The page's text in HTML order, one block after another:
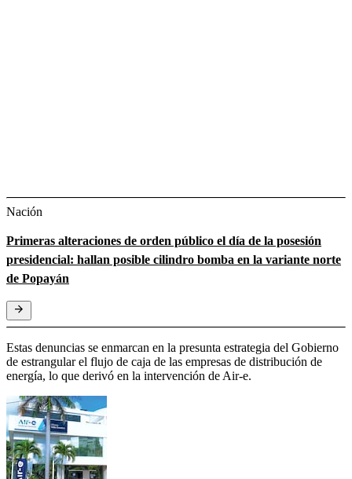
Nación
Primeras alteraciones de orden público el día de la posesión
presidencial: hallan posible cilindro bomba en la variante norte
de Popayán
Estas denuncias se enmarcan en la presunta estrategia del Gobierno
de estrangular el flujo de caja de las empresas de distribución de
energía, lo que derivó en la intervención de Air-e.